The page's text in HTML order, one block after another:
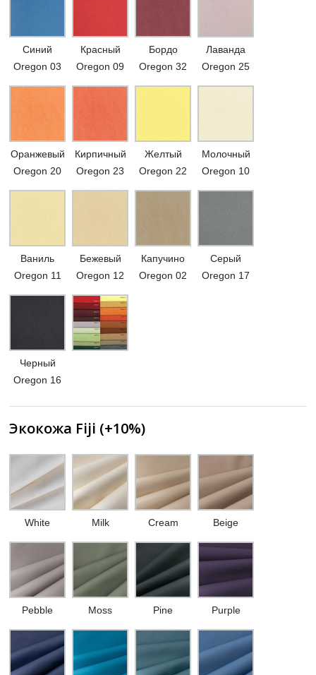
Синий
Oregon 03
Красный
Oregon 09
Бордо
Oregon 32
Лаванда
Oregon 25
Оранжевый
Oregon 20
Кирпичный
Oregon 23
Желтый
Oregon 22
Молочный
Oregon 10
Ваниль
Oregon 11
Бежевый
Oregon 12
Капучино
Oregon 02
Серый
Oregon 17
Черный
Oregon 16
Экокожа Fiji (+10%)
White Milk Cream Beige
Pebble Moss Pine Purple